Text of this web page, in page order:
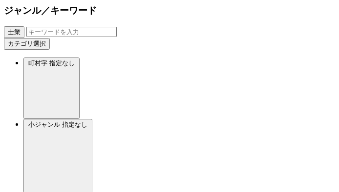
ジャンル／キーワード
士業
カテゴリ選択
町村字 指定なし
小ジャンル 指定なし